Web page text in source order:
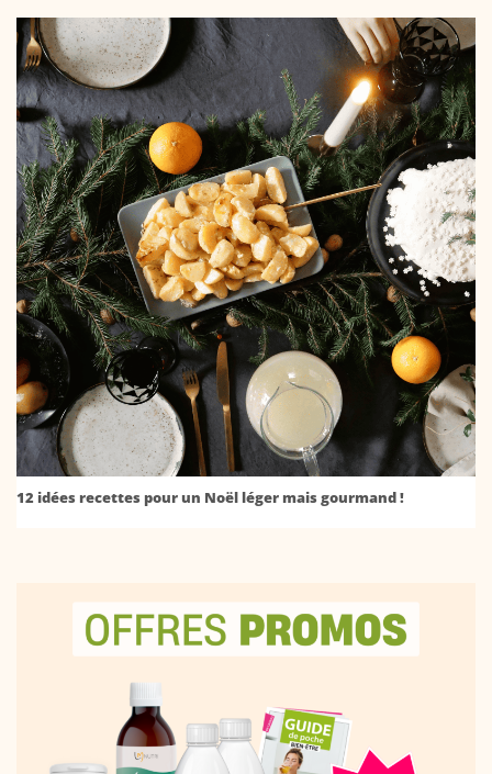
12 idées recettes pour un Noël léger mais gourmand !